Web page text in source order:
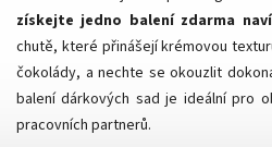
získejte jedno balení zdarma
chutě, které přinášejí krémovou
čokolády, a nechte se okouzlit
balení dárkových sad je ideální pro
pracovních partnerů.